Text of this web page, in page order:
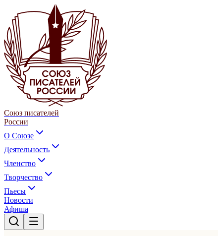
Союз писателей
России
О Союзе
Деятельность
Членство
Творчество
Пьесы
Новости
Афиша